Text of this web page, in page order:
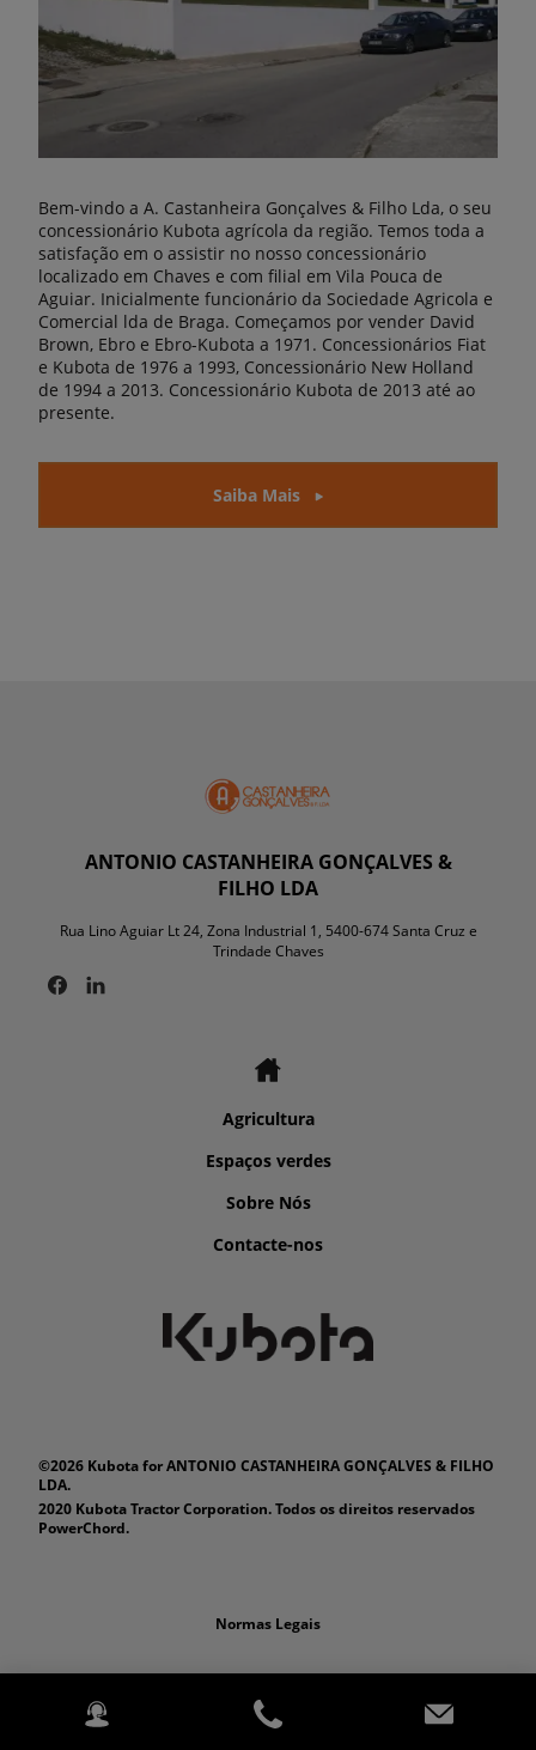
Bem-vindo a A. Castanheira Gonçalves & Filho Lda, o seu
concessionário Kubota agrícola da região. Temos toda a
satisfação em o assistir no nosso concessionário
localizado em Chaves e com filial em Vila Pouca de
Aguiar. Inicialmente funcionário da Sociedade Agricola e
Comercial lda de Braga. Começamos por vender David
Brown, Ebro e Ebro-Kubota a 1971. Concessionários Fiat
e Kubota de 1976 a 1993, Concessionário New Holland
de 1994 a 2013. Concessionário Kubota de 2013 até ao
presente.
Saiba Mais
ANTONIO CASTANHEIRA GONÇALVES &
FILHO LDA
Rua Lino Aguiar Lt 24, Zona Industrial 1, 5400-674 Santa Cruz e
Trindade Chaves
Agricultura
Espaços verdes
Sobre Nós
Contacte-nos
©2026 Kubota for ANTONIO CASTANHEIRA GONÇALVES & FILHO
LDA.
2020 Kubota Tractor Corporation. Todos os direitos reservados
PowerChord.
Normas Legais